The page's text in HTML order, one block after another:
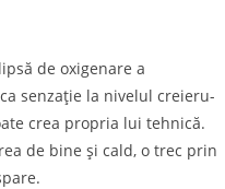
de oxigenare a
senzaţie la nivelul creie­ru­
crea propria lui tehnică.
de bine şi cald, o trec prin